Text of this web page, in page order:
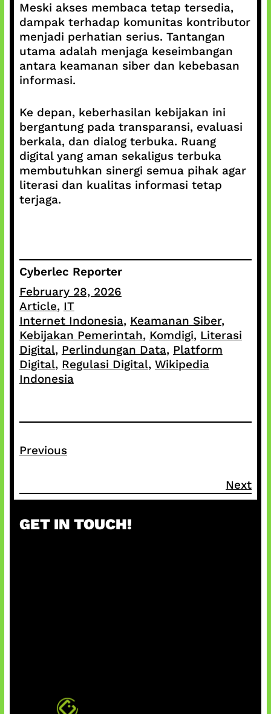
Meski akses membaca tetap tersedia,
dampak terhadap komunitas kontributor
menjadi perhatian serius. Tantangan
utama adalah menjaga keseimbangan
antara keamanan siber dan kebebasan
informasi.
Ke depan, keberhasilan kebijakan ini
bergantung pada transparansi, evaluasi
berkala, dan dialog terbuka. Ruang
digital yang aman sekaligus terbuka
membutuhkan sinergi semua pihak agar
literasi dan kualitas informasi tetap
terjaga.
Cyberlec Reporter
February 28, 2026
Article, IT
Internet Indonesia, Keamanan Siber ,
Kebijakan Pemerintah, Komdigi, Literasi
Digital, Perlindungan Data, Platform
Digital, Regulasi Digital, Wikipedia
Indonesia
Previous
Next
GET IN TOUCH!